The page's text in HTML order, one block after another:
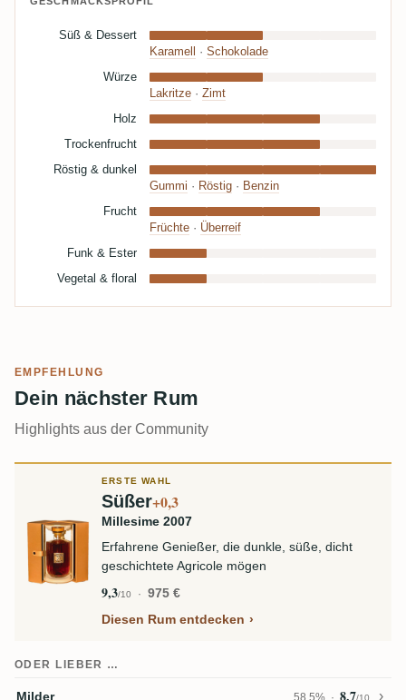
Süß & Dessert
Karamell · Schokolade
Würze
Lakritze · Zimt
Holz
Trockenfrucht
Röstig & dunkel
Gummi · Röstig · Benzin
Frucht
Früchte · Überreif
Funk & Ester
Vegetal & floral
EMPFEHLUNG
Dein nächster Rum
Highlights aus der Community
ERSTE WAHL
Süßer+0,3
Millesime 2007
Erfahrene Genießer, die dunkle, süße, dicht
geschichtete Agricole mögen
9,3/10
975 €
Diesen Rum entdecken
ODER LIEBER …
Milder 58,5% 8,7/10